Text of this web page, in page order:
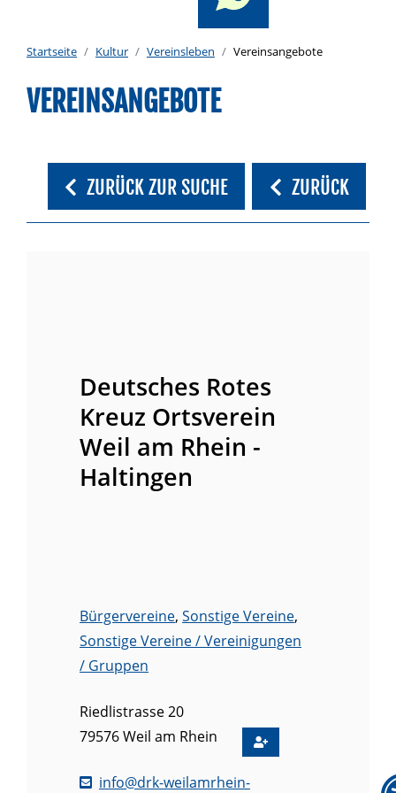
Startseite Kultur Vereinsleben Vereinsangebote
VEREINSANGEBOTE
ZURÜCK ZUR SUCHE ZURÜCK
Deutsches Rotes
Kreuz Ortsverein
Weil am Rhein -
Haltingen
Riedlistrasse 20
79576Weil am Rhein
info@drk-weilamrhein-
Bürgervereine, Sonstige Vereine,
Sonstige Vereine / Vereinigungen
/ Gruppen